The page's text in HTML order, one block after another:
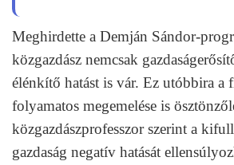
Meghirdette a Demján Sándor-
közgazdász nemcsak
élénkítő hatást is vár. Ez utóbbira a
folyamatos megemelése is
közgazdászprofesszor szerint a
gazdaság negatív hatását